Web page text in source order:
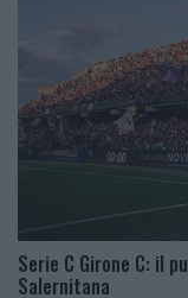
Serie C Girone C: il
Salernitana